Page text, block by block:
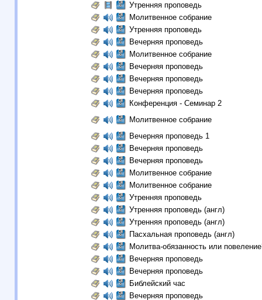
Утренняя проповедь
Молитвенное собрание
Утренняя проповедь
Вечерняя проповедь
Молитвенное собрание
Вечерняя проповедь
Вечерняя проповедь
Вечерняя проповедь
Конференция - Семинар 2
Молитвенное собрание
Вечерняя проповедь 1
Вечерняя проповедь
Вечерняя проповедь
Молитвенное собрание
Молитвенное собрание
Утренняя проповедь
Утренняя проповедь (англ)
Утренняя проповедь (англ)
Пасхальная проповедь (англ)
Молитва-обязанность или
Вечерняя проповедь
Вечерняя проповедь
Библейский час
Вечерняя проповедь